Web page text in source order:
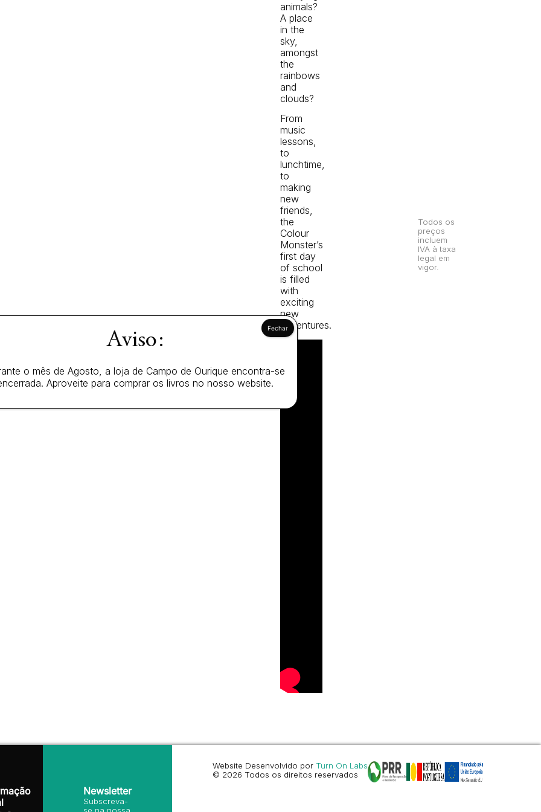
animals?
A place
in the
sky,
amongst
the
rainbows
and
clouds?
From
music
lessons,
to
lunchtime,
to
making
new
friends,
the
Colour
Monster’s
first day
of school
is filled
with
exciting
new
adventures.
Todos os
preços
incluem
IVA à taxa
legal em
vigor.
Newsletter
Subscreva-
Website Desenvolvido por Turn On Labs
© 2026 Todos os direitos reservados
Aviso:
o mês de Agosto, a loja de Campo de Ourique encontra-se
Aproveite para comprar os livros no nosso website.